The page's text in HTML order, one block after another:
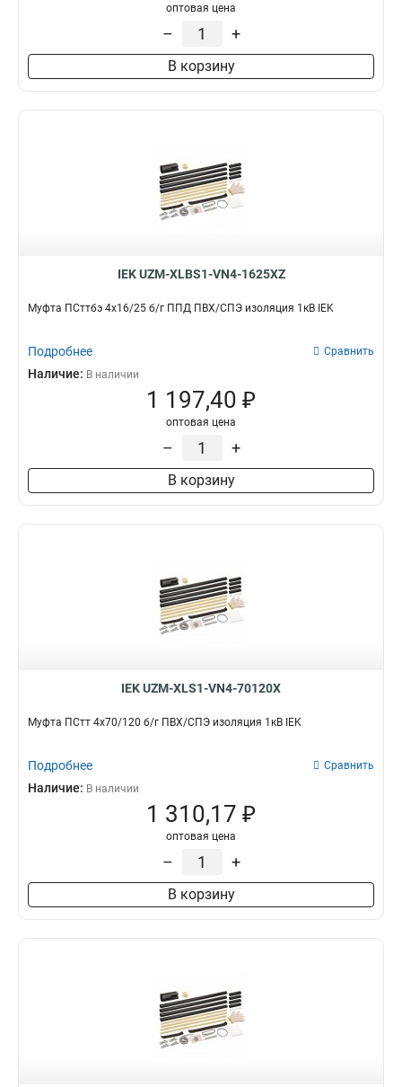
оптовая цена
– +
В корзину
IEK UZM-XLBS1-VN4-1625XZ
Муфта ПСттбэ 4х16/25 б/г ППД ПВХ/СПЭ изоляция 1кВ IEK
Подробнее Сравнить
Наличие: В наличии
1 197,40 ₽
оптовая цена
– +
В корзину
IEK UZM-XLS1-VN4-70120X
Муфта ПСтт 4х70/120 б/г ПВХ/СПЭ изоляция 1кВ IEK
Подробнее Сравнить
Наличие: В наличии
1 310,17 ₽
оптовая цена
– +
В корзину